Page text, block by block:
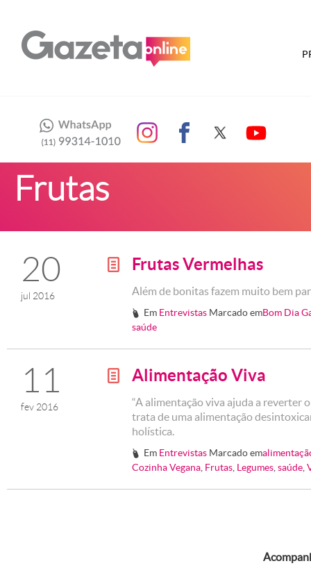
Frutas
20
jul 2016
g Frutas Vermelhas
Além de bonitas fazem muito bem
# Em Entrevistas Marcado emBom Dia
saúde
11
fev 2016
g Alimentação Viva
“A alimentação viva ajuda a reverter
trata de uma alimentação
holística.
# Em Entrevistas Marcado em
Cozinha Vegana Frutas Legumes saúde